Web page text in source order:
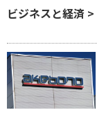
ビジネスと経済 >